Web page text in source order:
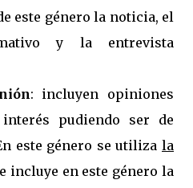
este género la noticia, el
y la entrevista
: incluyen opiniones
pudiendo ser de
este género se utiliza la
incluye en este género la